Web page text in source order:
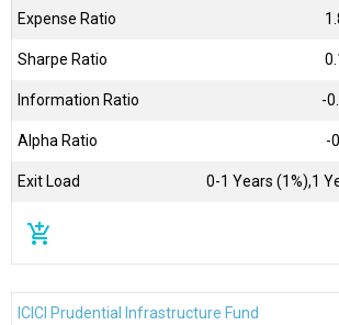
Expense Ratio
Sharpe Ratio
Information Ratio -
Alpha Ratio -
Exit Load 0-1 Years (1%),1
add_shopping_cart
ICICI Prudential Infrastructure Fund